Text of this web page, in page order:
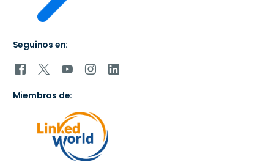
Seguinos en:
Miembros de: